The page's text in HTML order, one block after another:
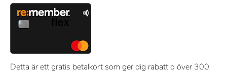
Detta är ett gratis betalkort som ger dig rabatt o över 300